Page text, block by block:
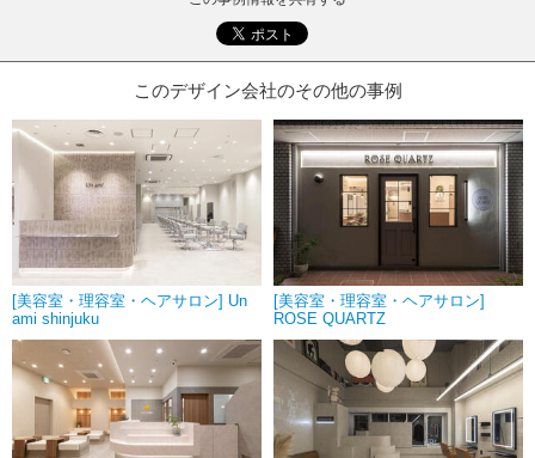
このデザイン会社のその他の事例
[美容室・理容室・ヘアサロン] Un
ami shinjuku
[美容室・理容室・ヘアサロン]
ROSE QUARTZ